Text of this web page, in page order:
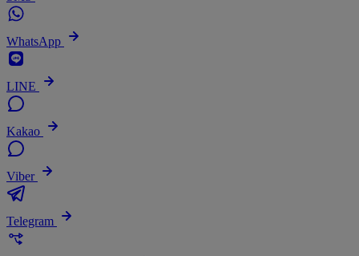
WhatsApp
LINE
Kakao
Viber
Telegram